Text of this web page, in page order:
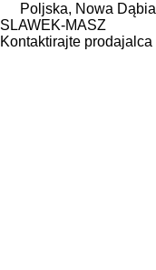
Poljska, Nowa Dąbia
SLAWEK-MASZ
Kontaktirajte prodajalca